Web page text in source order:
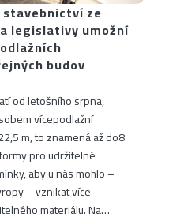
ze
legislativy umožní
budov
od letošního srpna,
vícepodlažní
m, to znamená až do8
pro udržitelné
aby u nás mohlo –
– vznikat více
materiálu. Na…